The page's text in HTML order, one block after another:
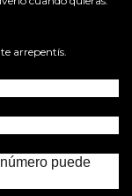
arrepentís.
puede